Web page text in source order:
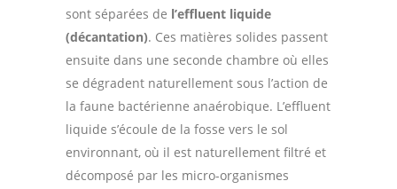
sont séparées de l’effluent liquide
(décantation). Ces matières solides passent
ensuite dans une seconde chambre où elles
se dégradent naturellement sous l’action de
la faune bactérienne anaérobique. L’effluent
liquide s’écoule de la fosse vers le sol
environnant, où il est naturellement filtré et
décomposé par les micro-organismes